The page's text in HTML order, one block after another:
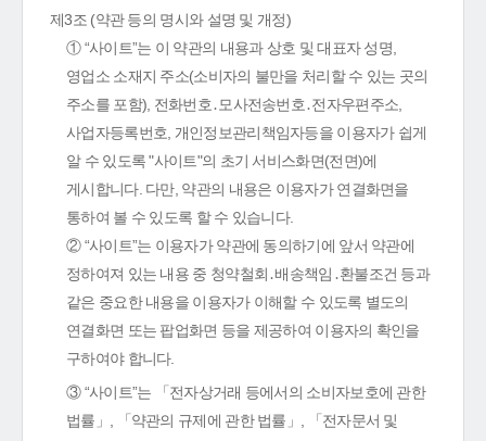
제3조 (약관 등의 명시와 설명 및 개정)
① “사이트”는 이 약관의 내용과 상호 및 대표자 성명,
영업소 소재지 주소(소비자의 불만을 처리할 수 있는 곳의
주소를 포함), 전화번호․모사전송번호․전자우편주소,
사업자등록번호, 개인정보관리책임자등을 이용자가 쉽게
알 수 있도록 "사이트"의 초기 서비스화면(전면)에
게시합니다. 다만, 약관의 내용은 이용자가 연결화면을
통하여 볼 수 있도록 할 수 있습니다.
② “사이트”는 이용자가 약관에 동의하기에 앞서 약관에
정하여져 있는 내용 중 청약철회․배송책임․환불조건 등과
같은 중요한 내용을 이용자가 이해할 수 있도록 별도의
연결화면 또는 팝업화면 등을 제공하여 이용자의 확인을
구하여야 합니다.
③ “사이트”는 「전자상거래 등에서의 소비자보호에 관한
법률」, 「약관의 규제에 관한 법률」, 「전자문서 및